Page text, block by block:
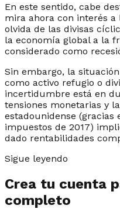
En este sentido, cabe
mira ahora con interés a
olvida de las divisas
la economía global a la
considerado como
Sin embargo, la
como activo refugio o
incertidumbre está en
tensiones monetarias y
estadounidense (gracias
impuestos de 2017)
dado rentabilidades
Sigue leyendo
Crea tu cuenta
completo